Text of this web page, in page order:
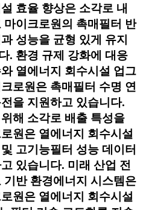
효율 향상은 소각로 내
이크로원의 촉매필터 반
성능을 균형 있게 유지
. 환경 규제 강화에 대응
열에너지 회수시설 업그
로원은 촉매필터 수명 연
을 지원하고 있습니다.
해 소각로 배출 특성을
원은 열에너지 회수시설
고기능필터 성능 데이터
있습니다. 미래 산업 전
반 환경에너지 시스템은
원은 열에너지 회수시설